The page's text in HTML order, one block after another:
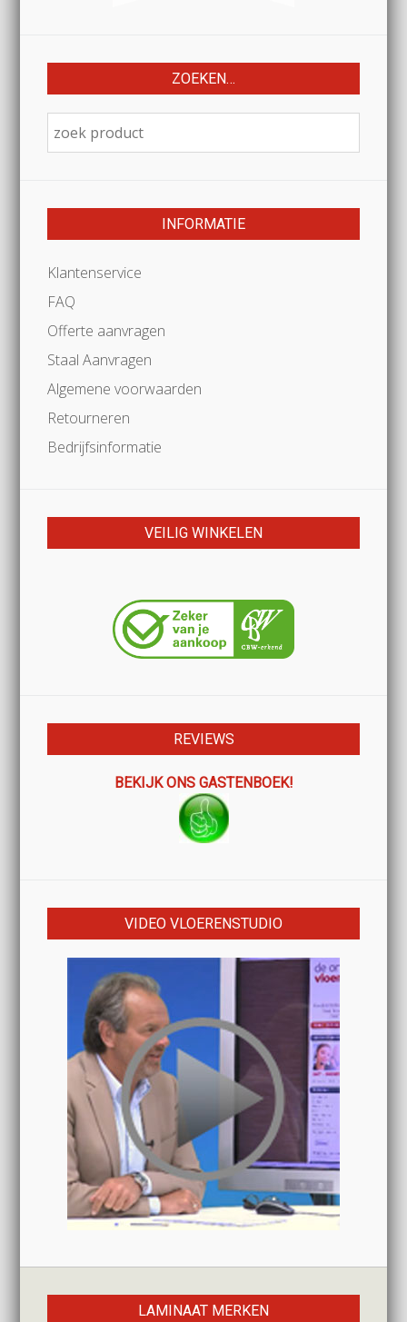
ZOEKEN…
INFORMATIE
Klantenservice
FAQ
Offerte aanvragen
Staal Aanvragen
Algemene voorwaarden
Retourneren
Bedrijfsinformatie
VEILIG WINKELEN
REVIEWS
BEKIJK ONS GASTENBOEK!
VIDEO VLOERENSTUDIO
LAMINAAT MERKEN